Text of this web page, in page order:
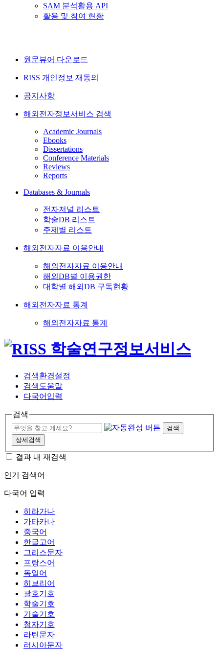
SAM 분석활용 API
활용 및 참여 현황
원문뷰어 다운로드
RISS 개인정보 재동의
공지사항
해외전자정보서비스 검색
Academic Journals
Ebooks
Dissertations
Conference Materials
Reviews
Reports
Databases & Journals
전자저널 리스트
학술DB 리스트
주제별 리스트
해외전자자료 이용안내
해외전자자료 이용안내
해외DB별 이용권한
대학별 해외DB 구독현황
해외전자자료 통계
해외전자자료 통계
검색환경설정
검색도움말
다국어입력
검색
검색
상세검색
결과 내 재검색
인기 검색어
다국어 입력
히라가나
가타카나
중국어
한글고어
그리스문자
프랑스어
독일어
히브리어
괄호기호
학술기호
기술기호
첨자기호
라틴문자
러시아문자